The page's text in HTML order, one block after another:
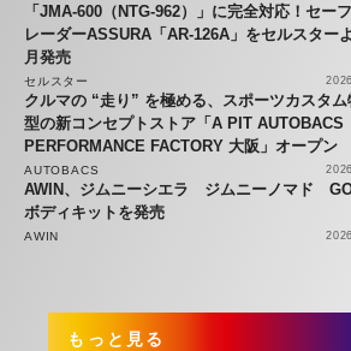
「JMA-600（NTG-962）」に完全対応！セー
レーダーASSURA「AR-126A」をセルスター
月発売
セルスター
クルマの “走り” を極める、スポーツカスタム
型の新コンセプトストア「A PIT AUTOBACS
PERFORMANCE FACTORY 大阪」オープン
AUTOBACS
AWIN、ジムニーシエラ ジムニーノマド
ボディキットを発売
AWIN
もっと見る